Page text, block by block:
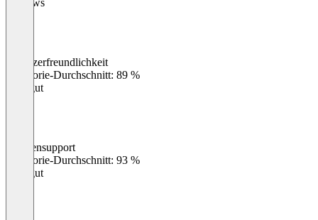
Benutzerfreundlichkeit
Kategorie-Durchschnitt: 89 %
Sehr gut
Kundensupport
Kategorie-Durchschnitt: 93 %
Sehr gut